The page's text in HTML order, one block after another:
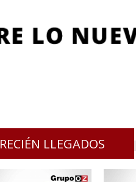
RECIÉN LLEGADOS